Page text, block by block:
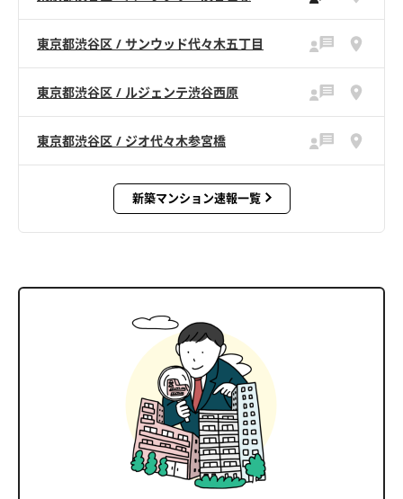
東京都渋谷区 / サンウッド代々木五丁目
東京都渋谷区 / ルジェンテ渋谷西原
東京都渋谷区 / ジオ代々木参宮橋
新築マンション速報一覧